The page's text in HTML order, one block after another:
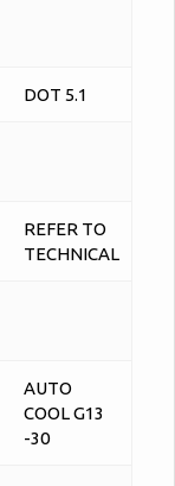
DOT 5.1
REFER TO
TECHNICAL
AUTO
COOL G13
-30